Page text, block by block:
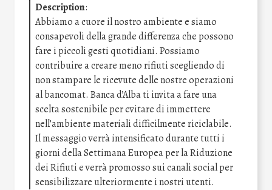
Description:
Abbiamo a cuore il nostro ambiente e siamo
consapevoli della grande differenza che possono
fare i piccoli gesti quotidiani. Possiamo
contribuire a creare meno rifiuti scegliendo di
non stampare le ricevute delle nostre operazioni
al bancomat. Banca d’Alba ti invita a fare una
scelta sostenibile per evitare di immettere
nell’ambiente materiali difficilmente riciclabile.
Il messaggio verrà intensificato durante tutti i
giorni della Settimana Europea per la Riduzione
dei Rifiuti e verrà promosso sui canali social per
sensibilizzare ulteriormente i nostri utenti.